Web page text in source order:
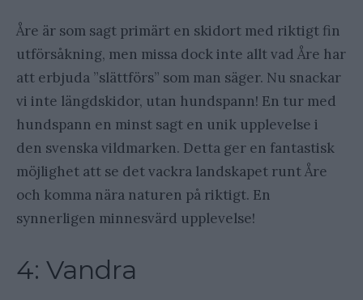
Åre är som sagt primärt en skidort med riktigt fin
utförsåkning, men missa dock inte allt vad Åre har
att erbjuda ”slättförs” som man säger. Nu snackar
vi inte längdskidor, utan hundspann! En tur med
hundspann en minst sagt en unik upplevelse i
den svenska vildmarken. Detta ger en fantastisk
möjlighet att se det vackra landskapet runt Åre
och komma nära naturen på riktigt. En
synnerligen minnesvärd upplevelse!
4: Vandra